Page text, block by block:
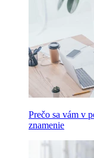
Prečo sa vám v
znamenie